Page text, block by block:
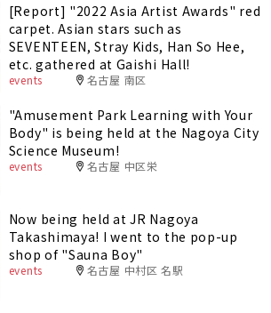
[Report] "2022 Asia Artist Awards" red
carpet. Asian stars such as
SEVENTEEN, Stray Kids, Han So Hee,
etc. gathered at Gaishi Hall!
events 名古屋 南区
"Amusement Park Learning with Your
Body" is being held at the Nagoya City
Science Museum!
events 名古屋 中区栄
Now being held at JR Nagoya
Takashimaya! I went to the pop-up
shop of "Sauna Boy"
events 名古屋 中村区 名駅